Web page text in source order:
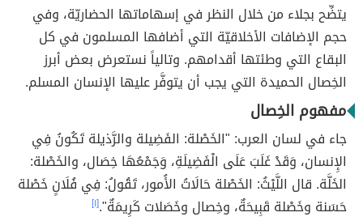
يتضِّح بجلاء من خلال النظر في إسهاماتها الحضاريّة، وفي
حجم الإضافات الأخلاقيّة التي أضافها المسلمون في كل
البقاع التي وطئتها أقدامهم. وتالياً نستعرض بعض أبرز
الخِصال الحميدة التي يجب أن يتوفَّر عليها الإنسان المسلم.
مفهوم الخِصال
جاء في لسان العرب: "الخَصْلة: الفَضِيلة والرَّذيلة تَكُونُ فِي
الإِنسان، وَقَدْ غَلَبَ عَلَى الْفَضِيلَةِ، وَجَمْعُهَا خِصَال، والخَصْلة:
الخَلَّة. قال اللَّيْثُ: الخَصْلة حَالَاتُ الأُمور، تَقُولُ: فِي فُلَانٍ خَصْلة
حَسَنة وخَصْلة قَبِيحَةٌ، وخِصال وخَصَلات كَرِيمَةٌ".[١]